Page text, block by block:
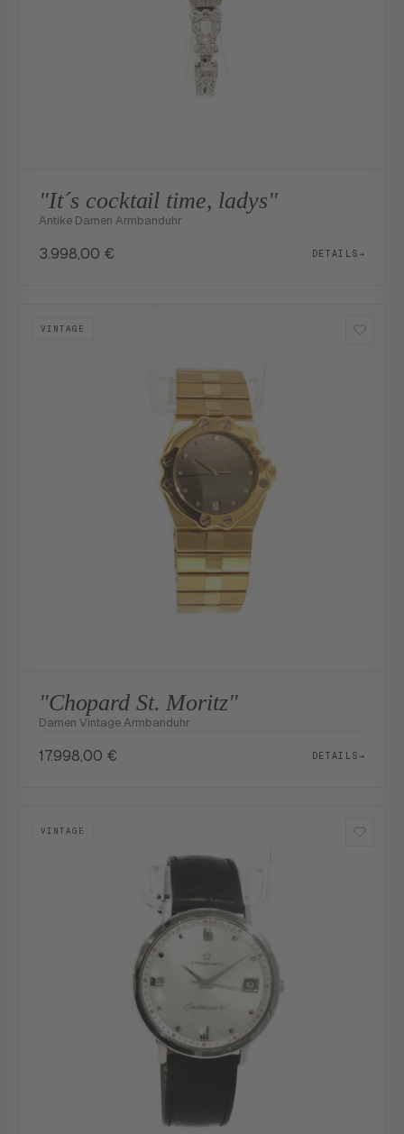
"It´s cocktail time, ladys"
Antike Damen Armbanduhr
3.998,00 € DETAILS→
VINTAGE
"Chopard St. Moritz"
Damen Vintage Armbanduhr
17.998,00 € DETAILS→
VINTAGE